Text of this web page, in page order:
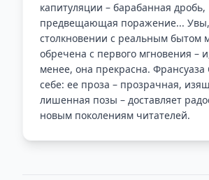
капитуляции – барабанная дробь,
предвещающая поражение...
столкновении с реальным бытом
обречена с первого мгновения –
менее, она прекрасна. Франсуаза
себе: ее проза – прозрачная,
лишенная позы – доставляет
новым поколениям читателей.